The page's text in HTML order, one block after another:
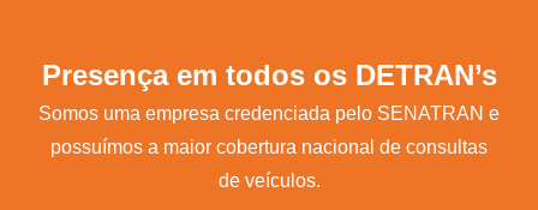
Presença em todos os DETRAN’s
Somos uma empresa credenciada pelo SENATRAN e
possuímos a maior cobertura nacional de consultas
de veículos.